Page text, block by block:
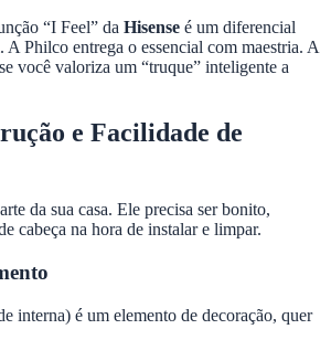
“I Feel” da Hisense é um diferencial
Philco entrega o essencial com maestria. A
você valoriza um “truque” inteligente a
e Facilidade de
da sua casa. Ele precisa ser bonito,
cabeça na hora de instalar e limpar.
interna) é um elemento de decoração, quer